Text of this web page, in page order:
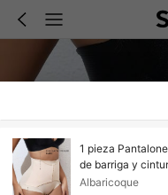
1 pieza
de barriga y
Albaricoque